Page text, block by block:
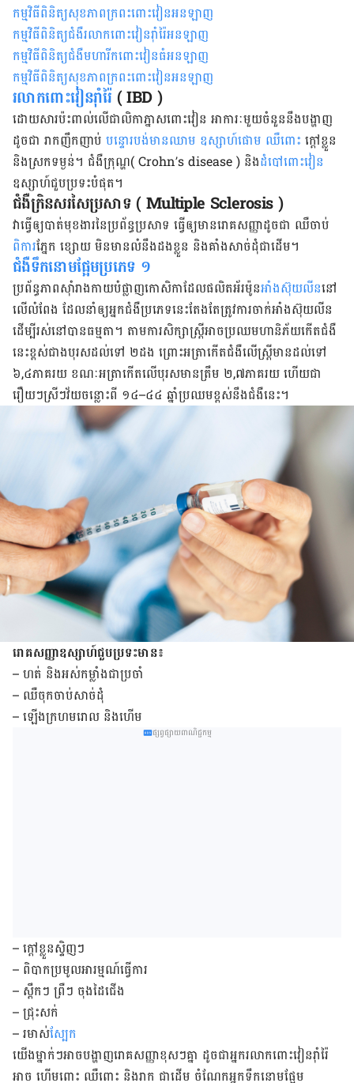
កម្មវិធីពិនិត្យ​សុខភាពក្រពះពោះវៀនអនឡាញ
កម្មវិធីពិនិត្យ​​ជំងឺ​រលាក​ពោះ​វៀន​រ៉ាំរ៉ៃ​អនឡាញ
កម្មវិធី​ពិនិត្យ​​ជំងឺ​​មហារីក​ពោះវៀន​ធំ​អន​ឡាញ
កម្មវិធីពិនិត្យ​សុខភាពក្រពះពោះវៀនអនឡាញ
រលាក​ពោះវៀន​រ៉ាំរ៉ៃ( IBD )
ដោយ​សារ​ប៉ះពាល់​លើ​ជាលិកា​ភ្នាស​​ពោះវៀន ​អាការៈ​មួយ​ចំនួននឹង​បង្ហាញ​
ដូចជា​ រាកញឹកញាប់ បន្ទោរបង់មាន​ឈាម ឧស្សាហ៍​ផោម ឈឺ​ពោះ ​ ក្ដៅ​ខ្លួន ​
និង​ស្រក​ទម្ងន់​។ ជំងឺ​ក្រុណ្ហ( Crohn’s disease ) និង​ដំបៅ​ពោះវៀន
ឧស្សាហ៍​ជួប​ប្រទះ​បំផុត។
ជំងឺ​ក្រិន​សរសៃ​ប្រសាទ( Multiple Sclerosis )
វា​ធ្វើ​ឲ្យ​បាត់​មុខងារ​នៃ​ប្រព័ន្ធ​ប្រសាទ ធ្វើ​ឲ្យ​មាន​រោគ​សញ្ញា​ដូចជា ឈឺ​ចាប់​
ពិការ​​ភ្នែក ខ្សោយ​ មិន​មាន​លំនឹង​ដង​ខ្លួន និង​គាំង​សាច់ដុំ​ជាដើម។
ជំងឺ​ទឹក​នោម​ផ្អែម​ប្រភេទ​ ១
ប្រព័ន្ធ​ភាព​ស៊ាំ​រាង​កាយ​បំផ្លាញ​កោសិកាដែល​ផលិត​អ័រម៉ូន​អាំងស៊ុយ​លីន​​នៅ​
លើ​លំពែង ដែល​នាំឲ្យ​​អ្នក​ជំងឺ​ប្រភេទ​នេះ​តែង​តែ​ត្រូវ​ការ​ចាក់អាំងស៊ុយលីន​
ដើម្បីរស់នៅ​បានធម្មតា​។ តាម​ការ​សិក្សា​ស្ត្រី​អាច​ប្រឈម​ហានិភ័យ​កើត​ជំងឺ​
នេះ​ខ្ពស់​ជា​ងបុរសដល់ទៅ ២ដង ព្រោះ​អត្រា​កើត​ជំងឺ​លើស្ត្រី​មាន​ដល់​ទៅ
៦,៤ភាគរយ ខណៈ​អត្រា​កើត​លើ​បុរស​មាន​ត្រឹម ២,៧ភាគរយ ហើយ​ជា​
រឿយៗ​​​ស្រីៗវ័យ​ចន្លោះ​ពី ១៤–៤៤ ឆ្នាំ​ប្រឈម​ខ្ពស់​នឹង​ជំងឺ​នេះ​។
រោគ​សញ្ញា​​ឧស្សាហ៍​ជួប​ប្រទះ​មាន៖
–ហត់​ និង​អស់​កម្លាំង​ជា​ប្រចាំ
– ឈឺ​ចុក​ចាប់​សាច់​ដុំ
–ឡើង​ក្រហម​រោល ​និង​ហើម​
ផ្សព្វផ្សាយពាណិជ្ជកម្ម
–ក្ដៅ​ខ្លួន​ស្ទិញៗ
– ពិបាក​ប្រមូល​អារម្មណ៍​ធ្វើ​ការ
– ស្ពឹកៗ​ ព្រឺៗ​ ចុង​ដៃ​ជើង​
–ជ្រុះ​សក់​
–រមាស់​ស្បែក​
យើង​ម្នាក់ៗ​អាច​បង្ហាញ​រោគសញ្ញាខុសៗ​​​គ្នា​ ដូចជា​អ្នក​រលាក​ពោះវៀន​រ៉ាំរ៉ៃ​
អាច ​ហើម​ពោះ​ ឈឺ​ពោះ​ និង​រាក ជាដើម​ ចំណែក​អ្នក​ទឹកនោមផ្អែម​